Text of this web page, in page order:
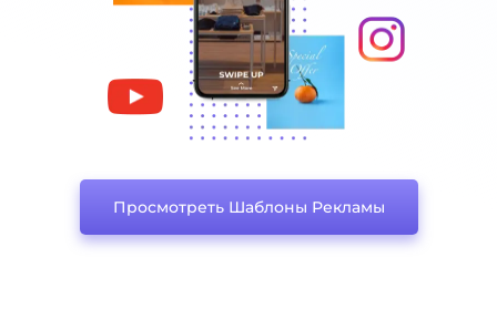
Просмотреть Шаблоны Рекламы